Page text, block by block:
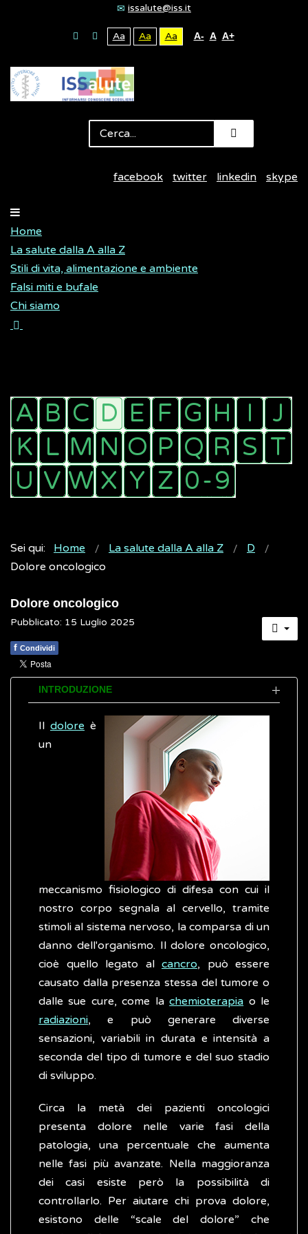
issalute@iss.it
Aa Aa Aa A- A A+
facebook twitter linkedin skype
Home
La salute dalla A alla Z
Stili di vita, alimentazione e ambiente
Falsi miti e bufale
Chi siamo
Sei qui: Home La salute dalla A alla Z
D
Dolore oncologico
Dolore oncologico
Pubblicato: 15 Luglio 2025
f Condividi
INTRODUZIONE
Il dolore è
un
meccanismo fisiologico di difesa con cui il
nostro corpo segnala al cervello, tramite
stimoli al sistema nervoso, la comparsa di un
danno dell'organismo. Il dolore oncologico,
cioè quello legato al cancro, può essere
causato dalla presenza stessa del tumore o
dalle sue cure, come lachemioterapia o le
radiazioni, e può generare diverse
sensazioni, variabili in durata e intensità a
seconda del tipo di tumore e del suo stadio
di sviluppo.
Circa la metà dei pazienti oncologici
presenta dolore nelle varie fasi della
patologia, una percentuale che aumenta
nelle fasi più avanzate. Nella maggioranza
dei casi esiste però la possibilità di
controllarlo. Per aiutare chi prova dolore,
esistono delle “scale del dolore” che